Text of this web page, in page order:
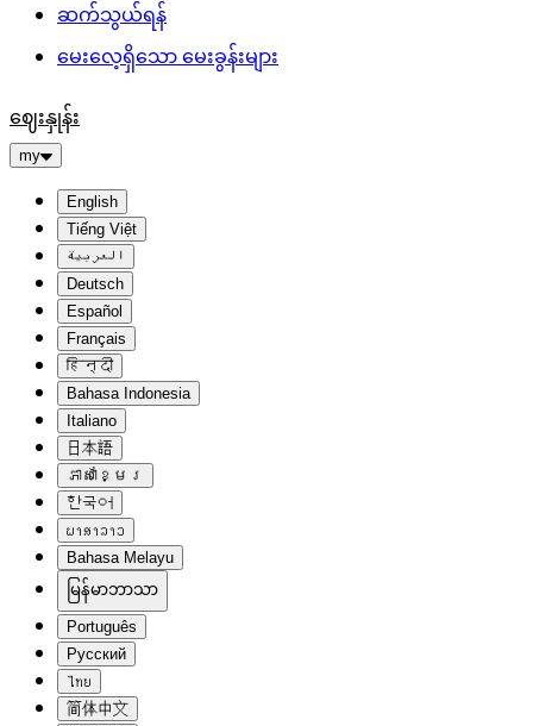
ဆက်သွယ်ရန်
မေးလေ့ရှိသော မေးခွန်းများ
ဈေးနှုန်း
my
English
Tiếng Việt
العربية
Deutsch
Español
Français
हिन्दी
Bahasa Indonesia
Italiano
日本語
ភាសាខ្មែរ
한국어
ພາສາລາວ
Bahasa Melayu
မြန်မာဘာသာ
Português
Русский
ไทย
简体中文